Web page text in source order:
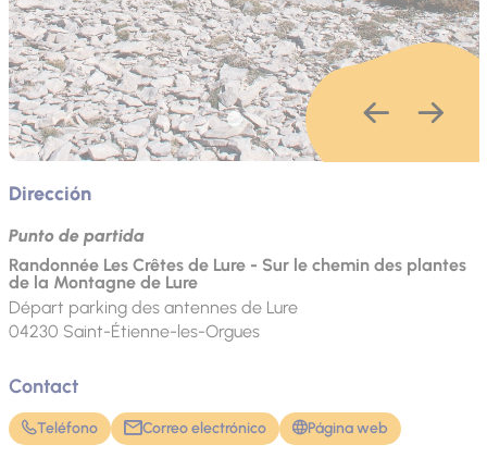
Dirección
Punto de partida
Randonnée Les Crêtes de Lure - Sur le chemin des plantes
de la Montagne de Lure
Départ parking des antennes de Lure
04230 Saint-Étienne-les-Orgues
Contact
Teléfono Correo electrónico Página web